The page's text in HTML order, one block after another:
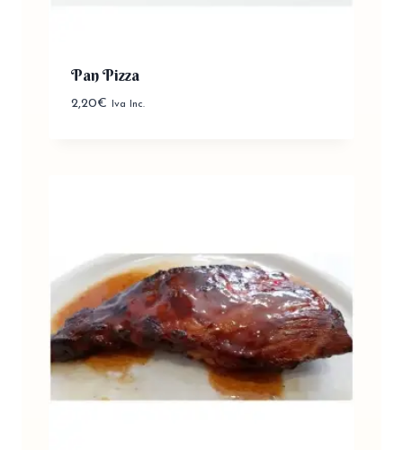
Pan Pizza
2,20€ Iva Inc.